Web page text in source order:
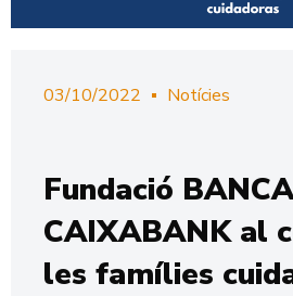
03/10/2022 Notícies
Fundació
CAIXABANK al
les famílies